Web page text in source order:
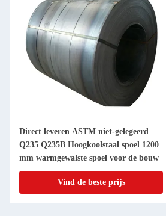
Direct leveren ASTM niet-gelegeerd
Q235 Q235B Hoogkoolstaal spoel 1200
mm warmgewalste spoel voor de bouw
Vind de beste prijs